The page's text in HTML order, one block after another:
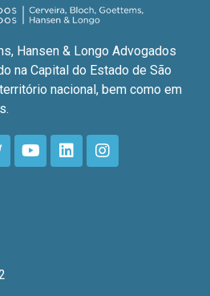
Hansen & Longo Advogados
na Capital do Estado de São
nacional, bem como em